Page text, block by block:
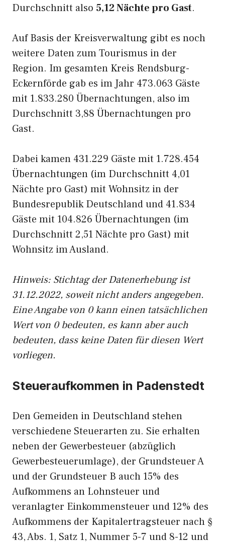
Durchschnitt also 5,12 Nächte pro Gast.
Auf Basis der Kreisverwaltung gibt es noch
weitere Daten zum Tourismus in der
Region. Im gesamten Kreis Rendsburg-
Eckernförde gab es im Jahr 473.063 Gäste
mit 1.833.280 Übernachtungen, also im
Durchschnitt 3,88 Übernachtungen pro
Gast.
Dabei kamen 431.229 Gäste mit 1.728.454
Übernachtungen (im Durchschnitt 4,01
Nächte pro Gast) mit Wohnsitz in der
Bundesrepublik Deutschland und 41.834
Gäste mit 104.826 Übernachtungen (im
Durchschnitt 2,51 Nächte pro Gast) mit
Wohnsitz im Ausland.
Hinweis: Stichtag der Datenerhebung ist
31.12.2022, soweit nicht anders angegeben.
Eine Angabe von 0 kann einen tatsächlichen
Wert von 0 bedeuten, es kann aber auch
bedeuten, dass keine Daten für diesen Wert
vorliegen.
Steueraufkommen in Padenstedt
Den Gemeiden in Deutschland stehen
verschiedene Steuerarten zu. Sie erhalten
neben der Gewerbesteuer (abzüglich
Gewerbesteuerumlage), der Grundsteuer A
und der Grundsteuer B auch 15% des
Aufkommens an Lohnsteuer und
veranlagter Einkommensteuer und 12% des
Aufkommens der Kapitalertragsteuer nach §
43, Abs. 1, Satz 1, Nummer 5-7 und 8-12 und